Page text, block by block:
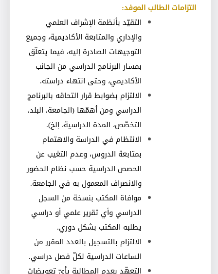
التزامات الطالب الموفد:
التقيّد بأنظمة الإشراف العلمي
والإداري والمتابعة الأكاديمية، وجميع
التوجيهات الصادرة إليه، فيما يتعلّق
بمسار البرنامج الدراسي من الجانب
الأكاديمي، وحتى انتهاء دراسته.
الالتزام بضوابط قرار التحاقه بالبرنامج
الدراسي ومن أهمّها (الجامعة، البلد،
التخصّص، المدة الدراسية، إلخ).
الانتظام في الدراسة والاهتمام
بمتابعة الدروس، وعدم التغيب عن
الحصص الدراسية حسب نظام الحضور
والانصراف المعمول به في الجامعة.
موافاة المكتب بنسخة من السجل
الدراسي وأي تقرير علمي أو دراسي
يطلبه المكتب بشكل دوري.
الالتزام بالتسجيل بالعدد المقرر من
الساعات الدراسية لكلّ فصل دراسي.
التعهّد بعدم المطالبة بأيّ تعويضات